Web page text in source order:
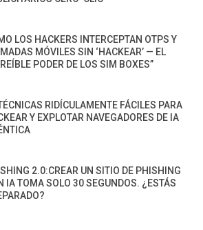
LOS HACKERS INTERCEPTAN OTPS Y
MÓVILES SIN ‘HACKEAR’ — EL
PODER DE LOS SIM BOXES”
RIDÍCULAMENTE FÁCILES PARA
Y EXPLOTAR NAVEGADORES DE IA
2.0:CREAR UN SITIO DE PHISHING
IA TOMA SOLO 30 SEGUNDOS. ¿ESTÁS